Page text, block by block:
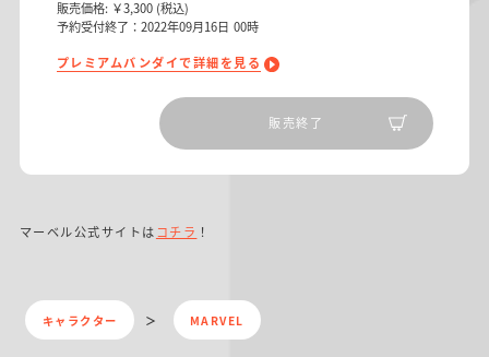
販売価格: ￥3,300 (税込)
予約受付終了：2022年09月16日 00時
プレミアムバンダイで詳細を見る
販売終了
マーベル公式サイトはコチラ ！
キャラクター MARVEL